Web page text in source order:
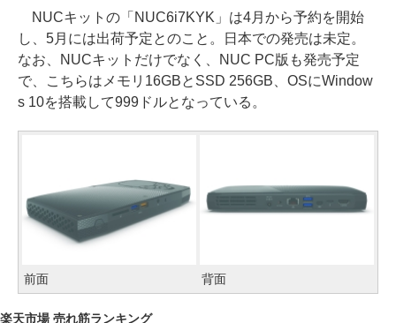
NUCキットの「NUC6i7KYK」は4月から予約を開始
し、5月には出荷予定とのこと。日本での発売は未定。
なお、NUCキットだけでなく、NUC PC版も発売予定
で、こちらはメモリ16GBとSSD 256GB、OSにWindow
s 10を搭載して999ドルとなっている。
前面 背面
楽天市場 売れ筋ランキング